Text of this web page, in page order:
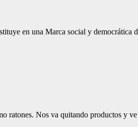
en una Marca social y democrática
ratones. Nos va quitando productos y ve